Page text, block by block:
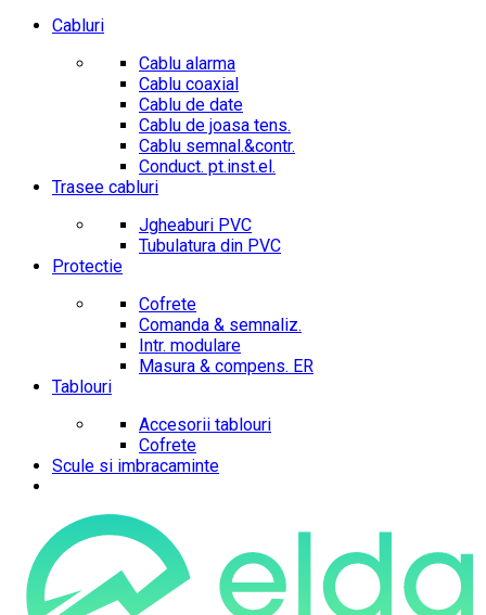
Cabluri
Cablu alarma
Cablu coaxial
Cablu de date
Cablu de joasa tens.
Cablu semnal.&contr.
Conduct. pt.inst.el.
Trasee cabluri
Jgheaburi PVC
Tubulatura din PVC
Protectie
Cofrete
Comanda & semnaliz.
Intr. modulare
Masura & compens. ER
Tablouri
Accesorii tablouri
Cofrete
Scule si imbracaminte